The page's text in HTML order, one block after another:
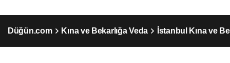
Düğün.com Kına ve Bekarlığa Veda İstanbul Kına ve